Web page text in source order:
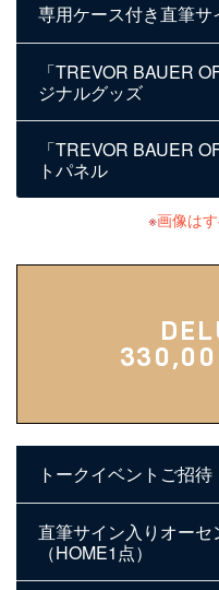
専用ケース付き直筆サ
「TREVOR BAUER
ジナルグッズ
「TREVOR BAUER
トパネル
画像は
トークイベントご招待
直筆サイン入りオー
（HOME1点）